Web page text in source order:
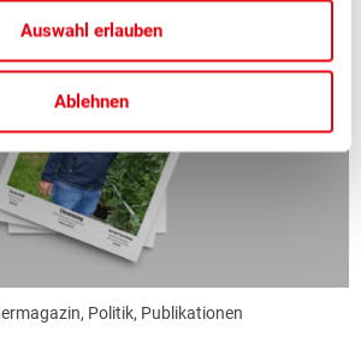
Auswahl erlauben
Ablehnen
Politik, Publikationen